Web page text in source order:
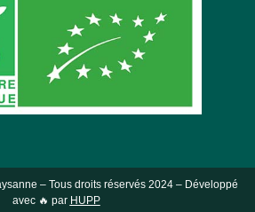
– Tous droits réservés 2024 – Développé
avec 🔥 par HUPP